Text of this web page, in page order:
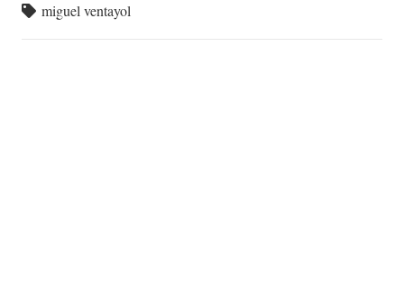
miguel ventayol